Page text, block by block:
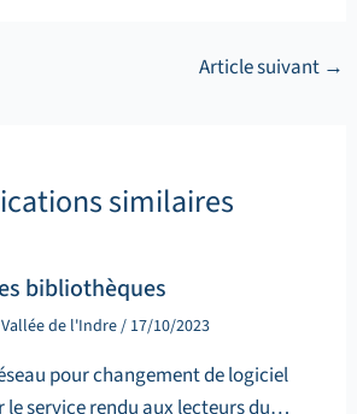
Article suivant →
similaires
bibliothèques
de l'Indre/ 17/10/2023
pour changement de logiciel
le service rendu aux lecteurs du…